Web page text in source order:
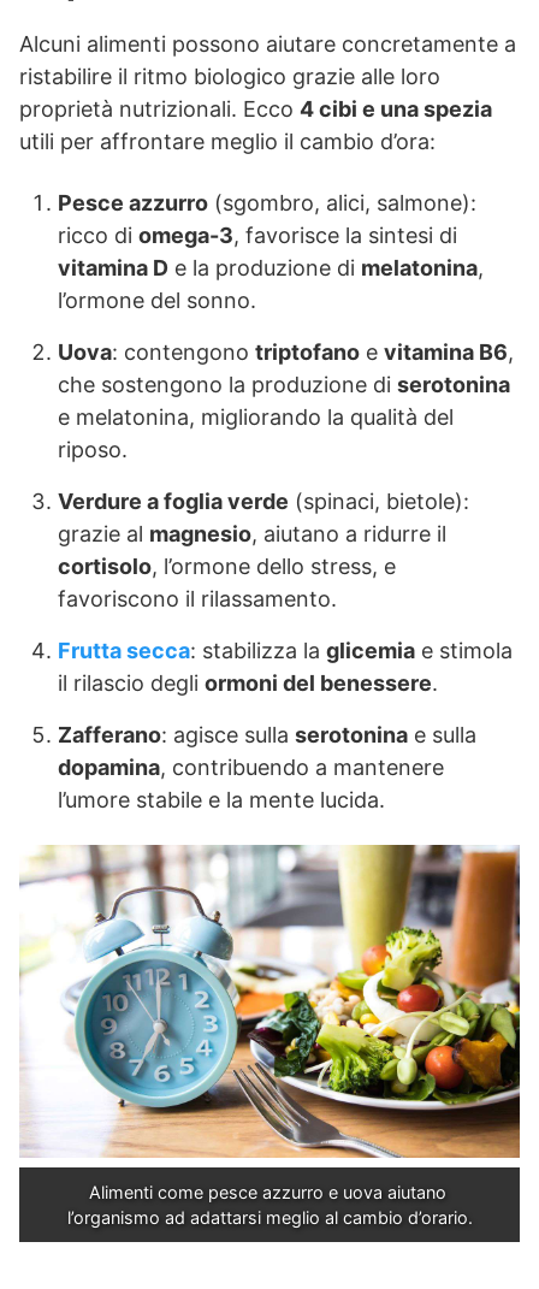
Alcuni alimenti possono aiutare concretamente a
ristabilire il ritmo biologico grazie alle loro
proprietà nutrizionali. Ecco 4 cibi e una spezia
utili per affrontare meglio il cambio d’ora:
Pesce azzurro (sgombro, alici, salmone):
ricco di omega-3, favorisce la sintesi di
vitamina D e la produzione di melatonina,
l’ormone del sonno.
Uova: contengono triptofano e vitamina B6,
che sostengono la produzione di serotonina
e melatonina, migliorando la qualità del
riposo.
Verdure a foglia verde (spinaci, bietole):
grazie al magnesio, aiutano a ridurre il
cortisolo, l’ormone dello stress, e
favoriscono il rilassamento.
Frutta secca: stabilizza la glicemia e stimola
il rilascio degli ormoni del benessere.
Zafferano: agisce sulla serotonina e sulla
dopamina, contribuendo a mantenere
l’umore stabile e la mente lucida.
Alimenti come pesce azzurro e uova aiutano
l’organismo ad adattarsi meglio al cambio d’orario.